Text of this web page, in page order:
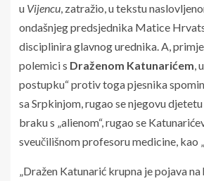
u Vijencu, zatražio, u tekstu
ondašnjeg predsjednika Matice
disciplinira glavnog urednika. A,
polemici s Draženom Katunarićem,
postupku“ protiv toga pjesnika
sa Srpkinjom, rugao se njegovu
braku s „alienom“, rugao se
sveučilišnom profesoru medicine, kao
„Dražen Katunarić krupna je pojava